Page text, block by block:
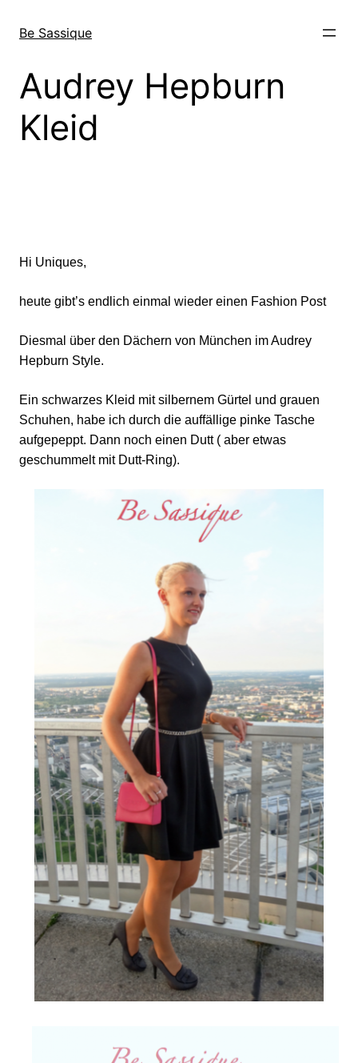
zum
wechseln
Be Sassique
Audrey Hepburn
Kleid
Hi Uniques,
heute gibt’s endlich einmal wieder einen Fashion Post
Diesmal über den Dächern von München im Audrey
Hepburn Style.
Ein schwarzes Kleid mit silbernem Gürtel und grauen
Schuhen, habe ich durch die auffällige pinke Tasche
aufgepeppt. Dann noch einen Dutt ( aber etwas
geschummelt mit Dutt-Ring).